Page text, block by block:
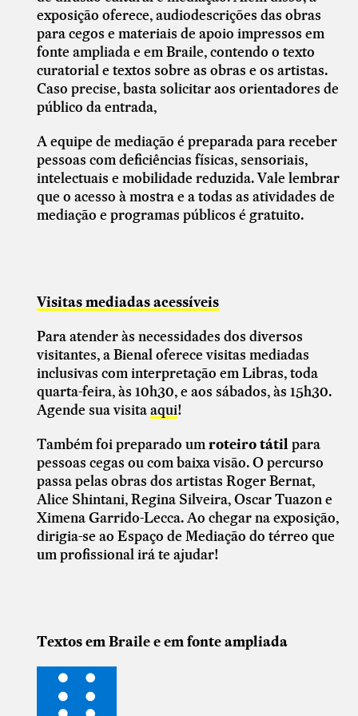
exposição oferece, audiodescrições das obras
para cegos e materiais de apoio impressos em
fonte ampliada e em Braile, contendo o texto
curatorial e textos sobre as obras e os artistas.
Caso precise, basta solicitar aos orientadores de
público da entrada,
A equipe de mediação é preparada para receber
pessoas com deficiências físicas, sensoriais,
intelectuais e mobilidade reduzida. Vale lembrar
que o acesso à mostra e a todas as atividades de
mediação e programas públicos é gratuito.
Visitas mediadas acessíveis
Para atender às necessidades dos diversos
visitantes, a Bienal oferece visitas mediadas
inclusivas com interpretação em Libras, toda
quarta-feira, às 10h30, e aos sábados, às 15h30.
Agende sua visitaaqui!
Também foi preparado umroteiro tátilpara
pessoas cegas ou com baixa visão. O percurso
passa pelas obras dos artistas Roger Bernat,
Alice Shintani, Regina Silveira, Oscar Tuazon e
Ximena Garrido-Lecca. Ao chegar na exposição,
dirigia-se ao Espaço de Mediação do térreo que
um profissional irá te ajudar!
Textos em Braile e em fonte ampliada